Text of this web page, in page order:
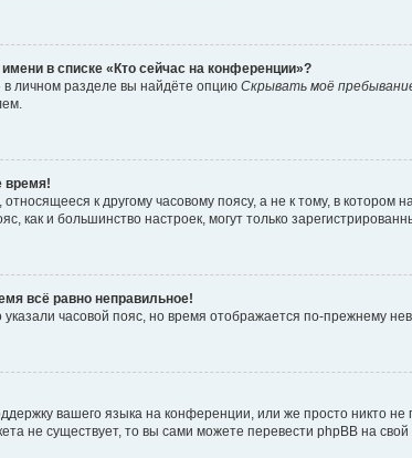
в списке «Кто сейчас на конференции»?
в личном разделе вы найдёте опцию Скрывать моё
время!
к другому часовому поясу, а не к тому, в котором
как и большинство настроек, могут только
всё равно неправильное!
часовой пояс, но время отображается по-прежнему
вашего языка на конференции, или же просто никто
не существует, то вы сами можете перевести phpBB на